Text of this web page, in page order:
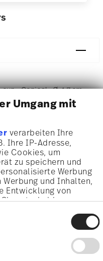
Umgang mit
verarbeiten Ihre
Ihre IP-Adresse,
Cookies, um
zu speichern und
Werbung
und Inhalten,
Entwicklung von
entscheiden
jederzeit über die
Klicken auf das
oder widerrufen
- Conical - Ø 4,7 cm -